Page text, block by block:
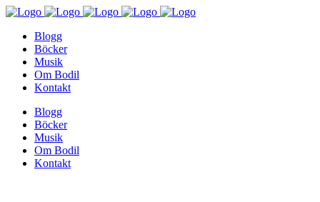
Blogg
Böcker
Musik
Om Bodil
Kontakt
Blogg
Böcker
Musik
Om Bodil
Kontakt